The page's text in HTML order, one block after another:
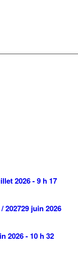
2026 - 9 h 17
202729 juin 2026
2026 - 10 h 32